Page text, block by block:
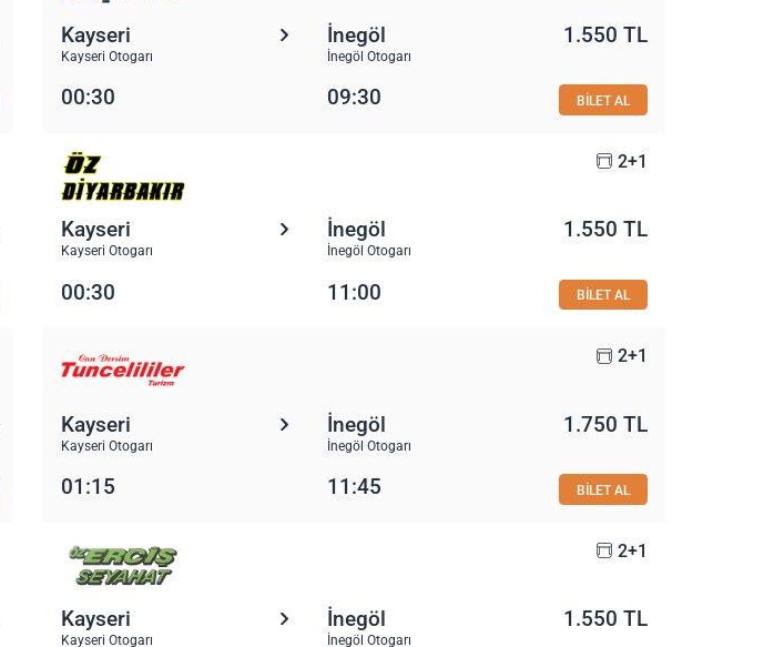
Kayseri
Kayseri Otogarı
İnegöl
İnegöl Otogarı
1.550 TL
00:30 09:30 BİLET AL
2+1
Kayseri
Kayseri Otogarı
İnegöl
İnegöl Otogarı
1.550 TL
00:30 11:00 BİLET AL
2+1
Kayseri
Kayseri Otogarı
İnegöl
İnegöl Otogarı
1.750 TL
01:15 11:45 BİLET AL
2+1
Kayseri
Kayseri Otogarı
İnegöl
İnegöl Otogarı
1.550 TL